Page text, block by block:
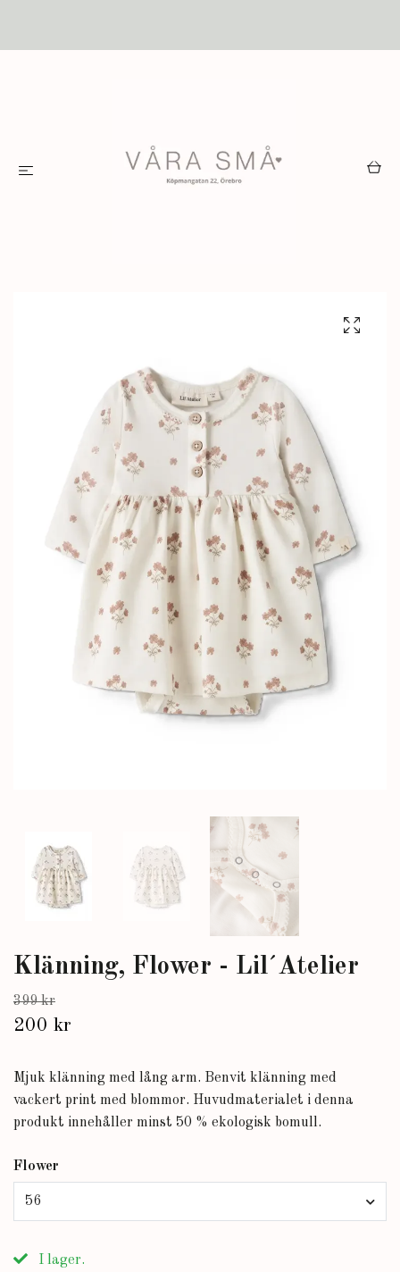
Klänning, Flower - Lil´Atelier
399 kr
200 kr
Mjuk klänning med lång arm. Benvit klänning med
vackert print med blommor. Huvudmaterialet i denna
produkt innehåller minst 50 % ekologisk bomull.
Flower
56
I lager.